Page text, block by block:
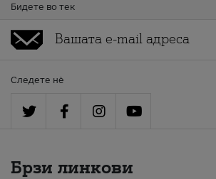
Бидете во тек
Следете нè
Брзи линкови